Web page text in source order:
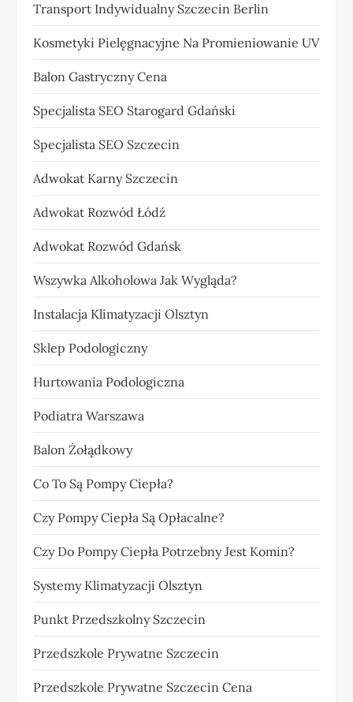
Transport Indywidualny Szczecin Berlin
Kosmetyki Pielęgnacyjne Na Promieniowanie UV
Balon Gastryczny Cena
Specjalista SEO Starogard Gdański
Specjalista SEO Szczecin
Adwokat Karny Szczecin
Adwokat Rozwód Łódź
Adwokat Rozwód Gdańsk
Wszywka Alkoholowa Jak Wygląda?
Instalacja Klimatyzacji Olsztyn
Sklep Podologiczny
Hurtowania Podologiczna
Podiatra Warszawa
Balon Żołądkowy
Co To Są Pompy Ciepła?
Czy Pompy Ciepła Są Opłacalne?
Czy Do Pompy Ciepła Potrzebny Jest Komin?
Systemy Klimatyzacji Olsztyn
Punkt Przedszkolny Szczecin
Przedszkole Prywatne Szczecin
Przedszkole Prywatne Szczecin Cena